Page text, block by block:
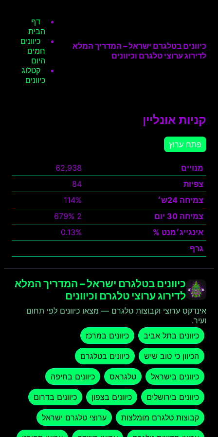
כיוונים בטלגרם ישראל – המדריך המלא
לדירוג ערוצי טלגרם וכיוונים
דף
הבית
כיוונים
חמים
היום
קטלוג
כיוונים
קניות אונליין
פתח ערוץ
מנויים
62,938
צפיות
84
צמיחה 24ש׳
114%
צמיחה 30 יום
2 679%
אינגייג׳מנט %
0.13%
גרף
כיוונים בטלגרם ישראל – המדריך המלא
לדירוג ערוצי טלגרם וכיוונים
אינדקס ערוצי וקבוצות טלגרם — מצאו כיוונים לפי תחום
ועיר.
כיוונים בתל אביב
כיוונים במרכז
הכיוון כי טוב שיש כיוונים בטלגרם
כיוונים בישראל טלגראס כיוונים בחיפה
כיוונים בירושלים כיוונים בצפון כיוונים בדרום
קבוצות טלגרם מומלצות ערוצי טלגרם ישראל